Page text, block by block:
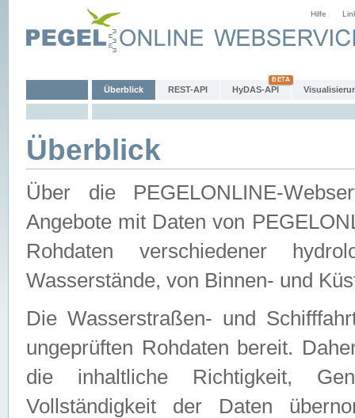
Hilfe
Überblick REST-API HyDAS-API
Überblick
Über die PEGELONLINE-
Angebote mit Daten von
Rohdaten verschiedener
Wasserstände, von Binnen- und
Die Wasserstraßen- und
ungeprüften Rohdaten bereit.
die inhaltliche Richtigkeit,
Vollständigkeit der Daten